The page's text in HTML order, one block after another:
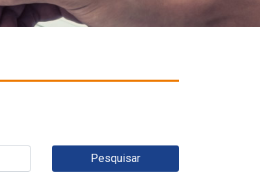
Pesquisar